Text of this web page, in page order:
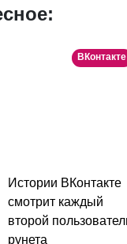
ВКонтакте
второй пользователь
27 июля 2026